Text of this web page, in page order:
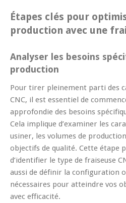
Étapes clés pour
production avec une
Analyser les besoins
production
Pour tirer pleinement parti des
CNC, il est essentiel de
approfondie des besoins
Cela implique d’examiner les
usiner, les volumes de
objectifs de qualité. Cette étape
d’identifier le type de fraiseuse
aussi de définir la configuration
nécessaires pour atteindre vos
avec efficacité.